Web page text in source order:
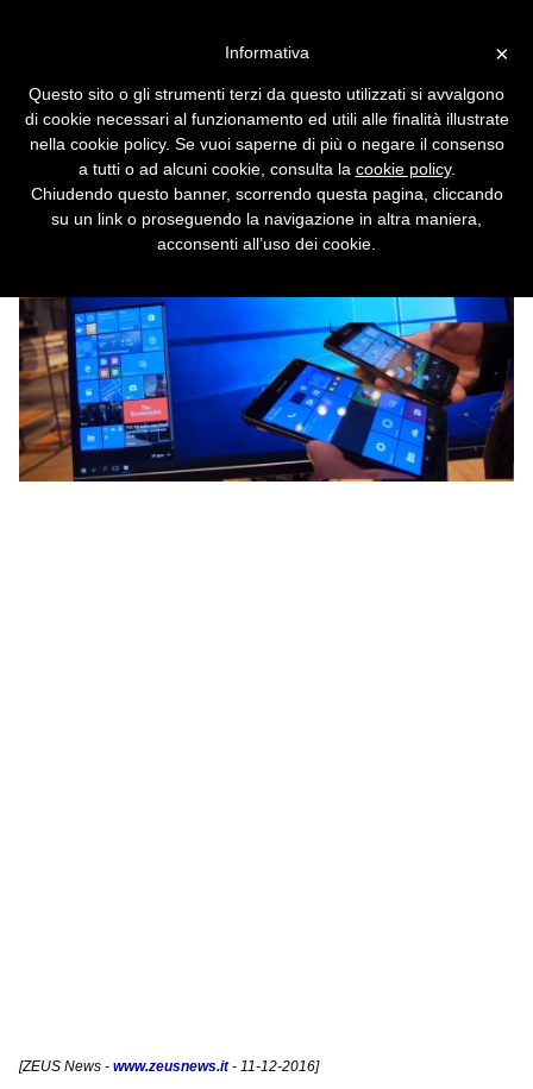
portano Windows 10 su ARM
Il successore di Windows RT riesce a
eseguire Photoshop, Office e ogni altra app.
[ZEUS News - www.zeusnews.it- 11-12-2016]
×
Informativa
Questo sito o gli strumenti terzi da questo utilizzati si avvalgono
di cookie necessari al funzionamento ed utili alle finalità illustrate
nella cookie policy. Se vuoi saperne di più o negare il consenso
a tutti o ad alcuni cookie, consulta la cookie policy.
Chiudendo questo banner, scorrendo questa pagina, cliccando
su un link o proseguendo la navigazione in altra maniera,
acconsenti all’uso dei cookie.